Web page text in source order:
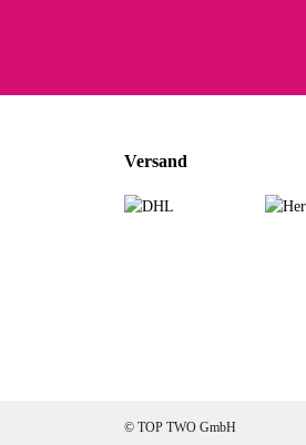
Versand
© TOP TWO GmbH